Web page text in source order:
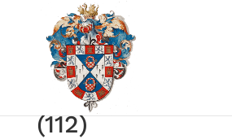
(112)